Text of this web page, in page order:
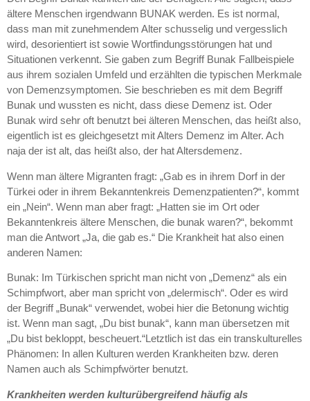
ältere Menschen irgendwann BUNAK werden. Es ist normal,
dass man mit zunehmendem Alter schusselig und vergesslich
wird, desorientiert ist sowie Wortfindungsstörungen hat und
Situationen verkennt. Sie gaben zum Begriff Bunak Fallbeispiele
aus ihrem sozialen Umfeld und erzählten die typischen Merkmale
von Demenzsymptomen. Sie beschrieben es mit dem Begriff
Bunak und wussten es nicht, dass diese Demenz ist. Oder
Bunak wird sehr oft benutzt bei älteren Menschen, das heißt also,
eigentlich ist es gleichgesetzt mit Alters Demenz im Alter. Ach
naja der ist alt, das heißt also, der hat Altersdemenz.
Wenn man ältere Migranten fragt: „Gab es in ihrem Dorf in der
Türkei oder in ihrem Bekanntenkreis Demenzpatienten?“, kommt
ein „Nein“. Wenn man aber fragt: „Hatten sie im Ort oder
Bekanntenkreis ältere Menschen, die bunak waren?“, bekommt
man die Antwort „Ja, die gab es.“ Die Krankheit hat also einen
anderen Namen:
Bunak: Im Türkischen spricht man nicht von „Demenz“ als ein
Schimpfwort, aber man spricht von „delermisch“. Oder es wird
der Begriff „Bunak“ verwendet, wobei hier die Betonung wichtig
ist. Wenn man sagt, „Du bist bunak“, kann man übersetzen mit
„Du bist bekloppt, bescheuert.“Letztlich ist das ein transkulturelles
Phänomen: In allen Kulturen werden Krankheiten bzw. deren
Namen auch als Schimpfwörter benutzt.
Krankheiten werden kulturübergreifend häufig als